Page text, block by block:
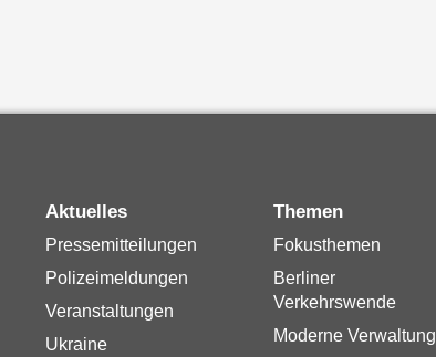
Aktuelles
Pressemitteilungen
Polizeimeldungen
Veranstaltungen
Ukraine
Themen
Fokusthemen
Berliner
Verkehrswende
Moderne Verwaltung